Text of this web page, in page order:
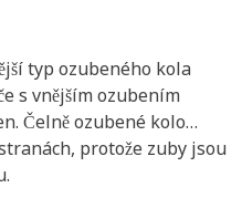
typ ozubeného kola
s vnějším ozubením
Čelně ozubené kolo
protože zuby jsou